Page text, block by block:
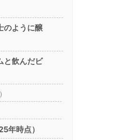
のように醸
と飲んだビ
年時点）